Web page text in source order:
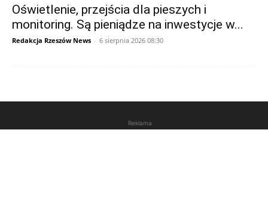
Oświetlenie, przejścia dla pieszych i
monitoring. Są pieniądze na inwestycje w...
Redakcja Rzeszów News - 6 sierpnia 2026 08:30
Reklama